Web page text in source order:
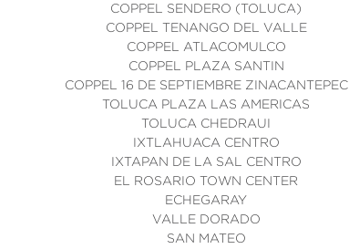
COPPEL SENDERO (TOLUCA)
COPPEL TENANGO DEL VALLE
COPPEL ATLACOMULCO
COPPEL PLAZA SANTIN
COPPEL 16 DE SEPTIEMBRE ZINACANTEPEC
TOLUCA PLAZA LAS AMERICAS
TOLUCA CHEDRAUI
IXTLAHUACA CENTRO
IXTAPAN DE LA SAL CENTRO
EL ROSARIO TOWN CENTER
ECHEGARAY
VALLE DORADO
SAN MATEO